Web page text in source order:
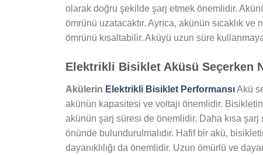
olarak doğru şekilde şarj etmek önemlidir.
ömrünü uzatacaktır. Ayrıca, akünün sıcaklık ve
ömrünü kısaltabilir. Aküyü uzun süre
Elektrikli Bisiklet Aküsü Seçerken
Akülerin Elektrikli Bisiklet PerformansıAkü
akünün kapasitesi ve voltajı önemlidir.
akünün şarj süresi de önemlidir. Daha kısa şarj
önünde bulundurulmalıdır. Hafif bir akü,
dayanıklılığı da önemlidir. Uzun ömürlü ve